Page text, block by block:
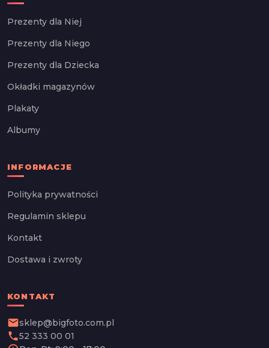
Prezenty dla Niej
Prezenty dla Niego
Prezenty dla Dziecka
Okładki magazynów
Plakaty
Albumy
INFORMACJE
Polityka prywatności
Regulamin sklepu
Kontakt
Dostawa i zwroty
KONTAKT
emailsklep@bigfoto.com.pl
phone52 333 00 01